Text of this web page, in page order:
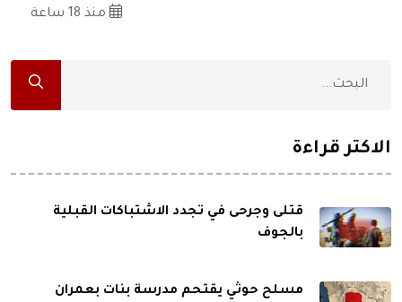
منذ 18 ساعة
الاكثر قراءة
قتلى وجرحى في تجدد الاشتباكات القبلية
بالجوف
مسلح حوثي يقتحم مدرسة بنات بعمران